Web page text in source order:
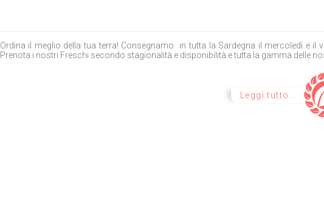
Ordina il meglio della tua terra! Consegnamo in tutta la Sardegna il mercoledì e il
Prenota i nostri Freschi secondo stagionalità e disponibilità e tutta la gamma delle
Leggi tutto...